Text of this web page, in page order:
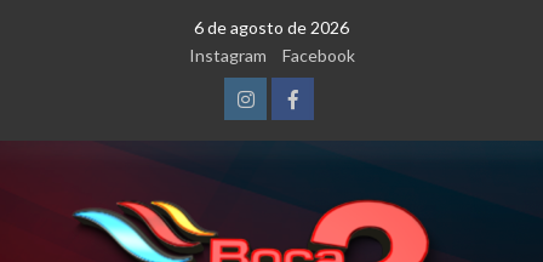
6 de agosto de 2026
Instagram
Facebook
InstagramFacebook